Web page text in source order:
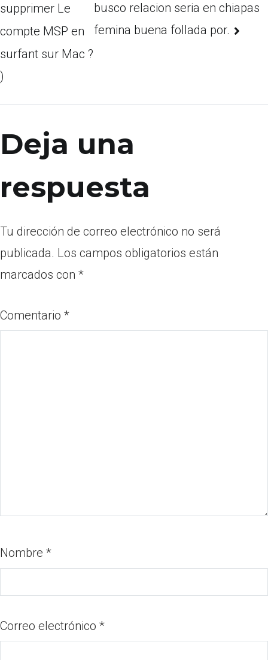
supprimer Le
compte MSP en
surfant sur Mac ?
)
busco relacion seria en chiapas
femina buena follada por.
Deja una
respuesta
Tu dirección de correo electrónico no será
publicada. Los campos obligatorios están
marcados con *
Comentario *
Nombre *
Correo electrónico *